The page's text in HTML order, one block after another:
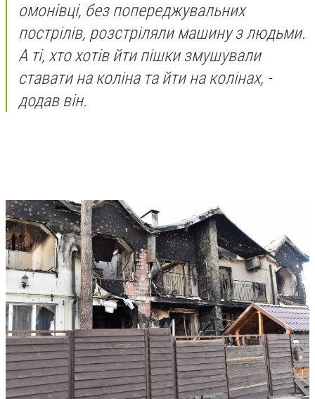
омонівці, без попереджувальних
пострілів, розстріляли машину з людьми.
А ті, хто хотів йти пішки змушували
ставати на коліна та йти на колінах, -
додав він.